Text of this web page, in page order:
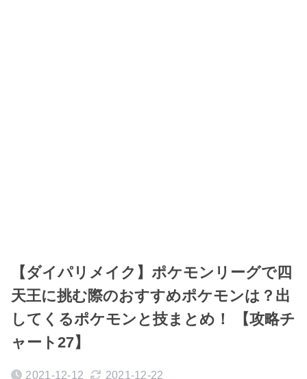
【ダイパリメイク】ポケモンリーグで四
天王に挑む際のおすすめポケモンは？出
してくるポケモンと技まとめ！ 【攻略チ
ャート27】
2021-12-12 2021-12-22